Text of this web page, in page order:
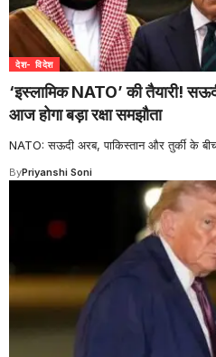
देश- विदेश
‘इस्लामिक NATO’ की तैयारी!
आज होगा बड़ा रक्षा समझौता
NATO: सऊदी अरब, पाकिस्तान और तुर्की के बीच
ByPriyanshi Soni